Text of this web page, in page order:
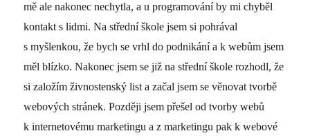
mě ale nakonec nechytla, a u programování by mi chyběl
kontakt s lidmi. Na střední škole jsem si pohrával
s myšlenkou, že bych se vrhl do podnikání a k webům jsem
měl blízko. Nakonec jsem se již na střední škole rozhodl, že
si založím živnostenský list a začal jsem se věnovat tvorbě
webových stránek. Později jsem přešel od tvorby webů
k internetovému marketingu a z marketingu pak k webové